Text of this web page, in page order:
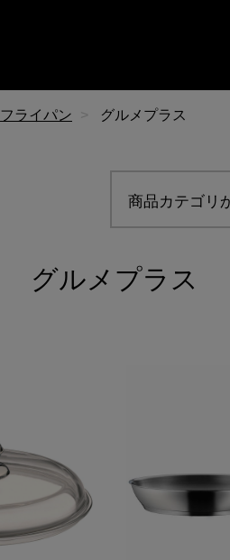
フライパン グルメプラス
商品カテゴリ
グルメプラス